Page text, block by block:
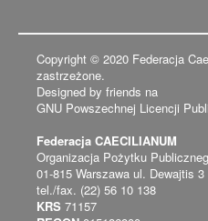
Copyright © 2020 Federacja
zastrzeżone.
Designed by friends na
GNU Powszechnej Licencji
Federacja CAECILIANUM
Organizacja Pożytku
01-815 Warszawa ul. Dewajtis 3
tel./fax. (22) 56 10 138
KRS 71157